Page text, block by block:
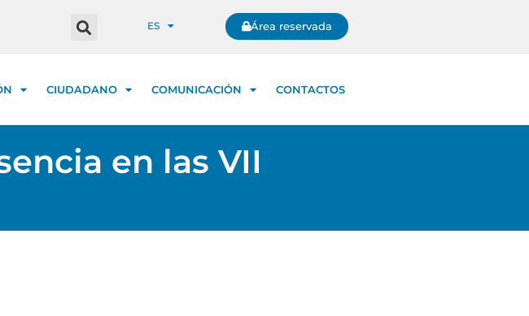
ES Área reservada
CIUDADANO COMUNICACIÓN CONTACTOS
en las VII